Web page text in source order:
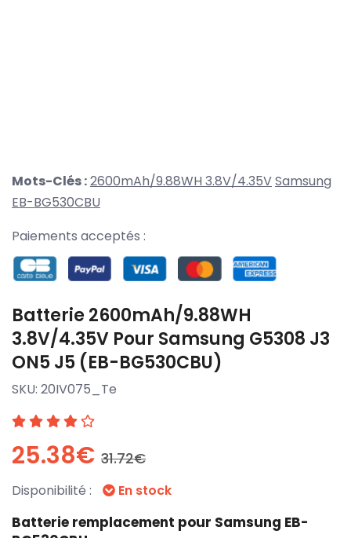
Mots-Clés :2600mAh/9.88WH 3.8V/4.35VSamsung
EB-BG530CBU
Paiements acceptés :
Batterie 2600mAh/9.88WH
3.8V/4.35V Pour Samsung G5308 J3
ON5 J5 (EB-BG530CBU)
SKU: 20IV075_Te
25.38€ 31.72€
Disponibilité : En stock
Batterie remplacement pour Samsung EB-